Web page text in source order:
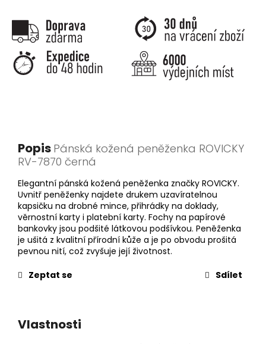
Popis Pánská kožená peněženka ROVICKY
RV-7870 černá
Elegantní pánská kožená peněženka značky ROVICKY.
Uvnitř peněženky najdete drukem uzavíratelnou
kapsičku na drobné mince, přihrádky na doklady,
věrnostní karty i platební karty. Fochy na papírové
bankovky jsou podšité látkovou podšívkou. Peněženka
je ušitá z kvalitní přírodní kůže a je po obvodu prošitá
pevnou nití, což zvyšuje její životnost.
Zeptat se
Sdílet
Vlastnosti